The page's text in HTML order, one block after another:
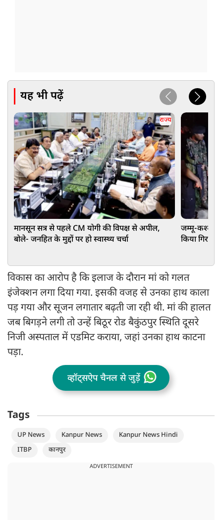
यह भी पढ़ें
राज्य
मानसून सत्र से पहले CM योगी की विपक्ष से अपील,
बोले- जनहित के मुद्दों पर हो स्वास्थ्य चर्चा
जम्मू-कश्मीर:
किया
विकास का आरोप है कि इलाज के दौरान मां को गलत
इंजेक्शन लगा दिया गया. इसकी वजह से उनका हाथ काला
पड़ गया और सूजन लगातार बढ़ती जा रही थी. मां की हालत
जब बिगड़ने लगी तो उन्हें बिठूर रोड बैकुंठपुर स्थिति दूसरे
निजी अस्पताल में एडमिट कराया, जहां उनका हाथ काटना
पड़ा.
व्हॉट्सऐप चैनल से जुड़ें
Tags
UP News Kanpur News
Kanpur News Hindi
ITBP
कानपुर
ADVERTISEMENT